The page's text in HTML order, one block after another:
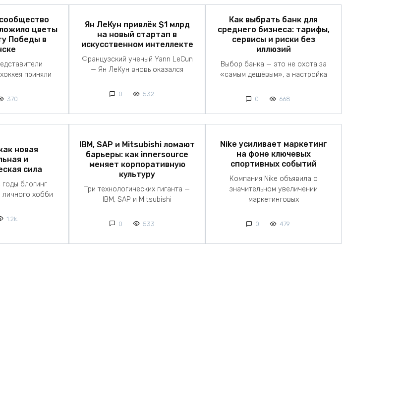
цветы
Победы в
приняли
370
Ян ЛеКун привлёк $1 млрд
на новый стартап в
искусственном интеллекте
Французский ученый Yann LeCun
— Ян ЛеКун вновь оказался
0 532
Как выбрать банк для
среднего бизнеса: тарифы,
сервисы и риски без
иллюзий
Выбор банка — это не охота за
«самым дешёвым», а настройка
0 668
новая
и
сила
блогинг
личного хобби
1.2k.
IBM, SAP и Mitsubishi ломают
барьеры: как innersource
меняет корпоративную
культуру
Три технологических гиганта —
IBM, SAP и Mitsubishi
0 533
Nike усиливает маркетинг
на фоне ключевых
спортивных событий
Компания Nike объявила о
значительном увеличении
маркетинговых
0 479